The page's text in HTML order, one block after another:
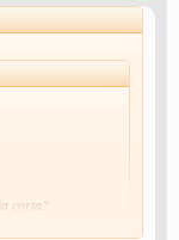
corta?